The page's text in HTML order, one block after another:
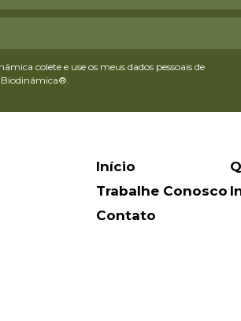
colete e use os meus dados pessoais de
Biodinâmica®.
Início
Trabalhe Conosco
Contato